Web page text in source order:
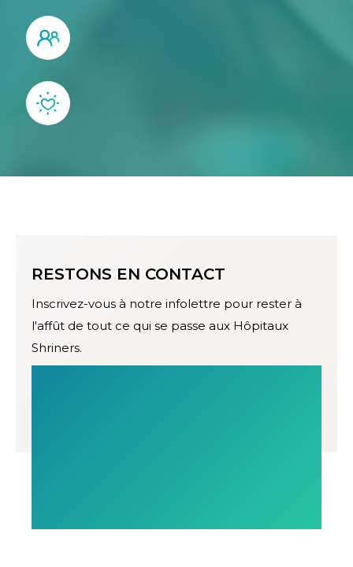
RESTONS EN CONTACT
Inscrivez-vous à notre infolettre pour rester à
l'affût de tout ce qui se passe aux Hôpitaux
Shriners.